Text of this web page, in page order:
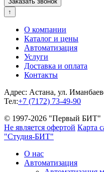
↑
О компании
Каталог и цены
Автоматизация
Услуги
Доставка и оплата
Контакты
Адрес: Астана, ул.
Тел:+7 (7172) 73-49-90
© 1997-2026 "Первый БИТ"
Не является офертой Карта
"Студия-БИТ"
О нас
Автоматизация